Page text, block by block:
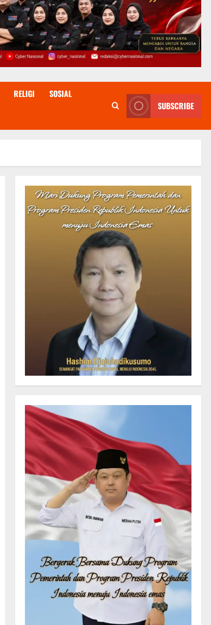
RELIGI SOSIAL
SUBSCRIBE